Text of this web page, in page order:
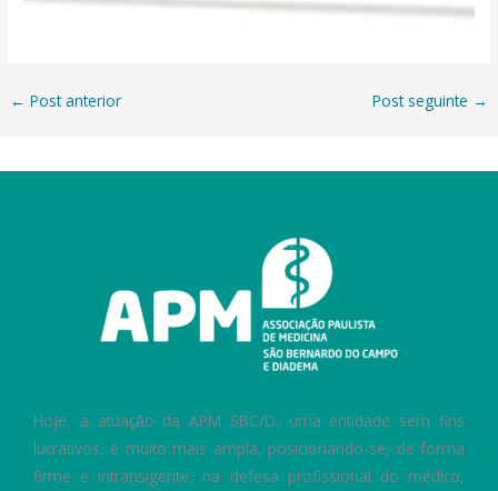
← Post anterior Post seguinte →
Hoje, a atuação da APM SBC/D, uma entidade sem fins
lucrativos, é muito mais ampla, posicionando-se, de forma
firme e intransigente, na defesa profissional do médico,